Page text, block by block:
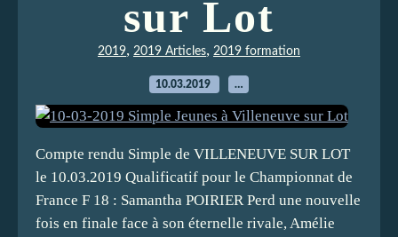
sur Lot
2019, 2019 Articles, 2019 formation
10.03.2019 …
Compte rendu Simple de VILLENEUVE SUR LOT
le 10.03.2019 Qualificatif pour le Championnat de
France F 18 : Samantha POIRIER Perd une nouvelle
fois en finale face à son éternelle rivale, Amélie